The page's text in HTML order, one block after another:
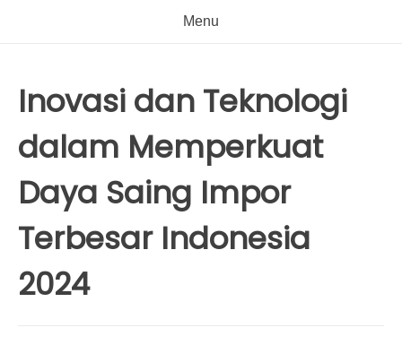
Menu
Inovasi dan Teknologi
dalam Memperkuat
Daya Saing Impor
Terbesar Indonesia
2024